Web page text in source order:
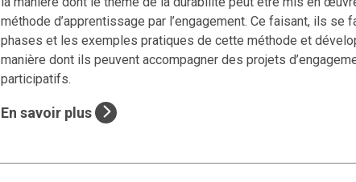
méthode d’apprentissage par l’engagement. Ce faisant, ils se
phases et les exemples pratiques de cette méthode et
manière dont ils peuvent accompagner des projets
participatifs.
En savoir plus